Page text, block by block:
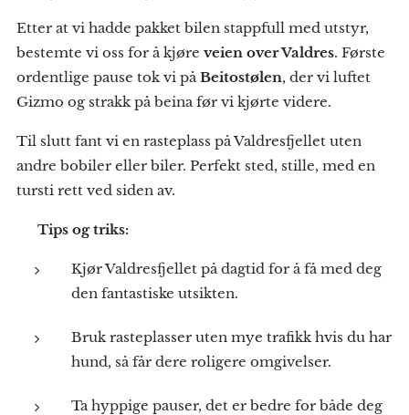
Etter at vi hadde pakket bilen stappfull med utstyr,
bestemte vi oss for å kjøre veien over Valdres. Første
ordentlige pause tok vi på Beitostølen, der vi luftet
Gizmo og strakk på beina før vi kjørte videre.
Til slutt fant vi en rasteplass på Valdresfjellet uten
andre bobiler eller biler. Perfekt sted, stille, med en
tursti rett ved siden av.
Tips og triks:
Kjør Valdresfjellet på dagtid for å få med deg
den fantastiske utsikten.
Bruk rasteplasser uten mye trafikk hvis du har
hund, så får dere roligere omgivelser.
Ta hyppige pauser, det er bedre for både deg